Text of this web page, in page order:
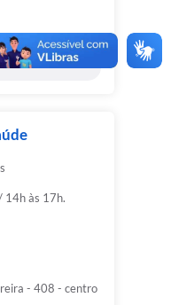
14h às 17h.
- 408 - centro